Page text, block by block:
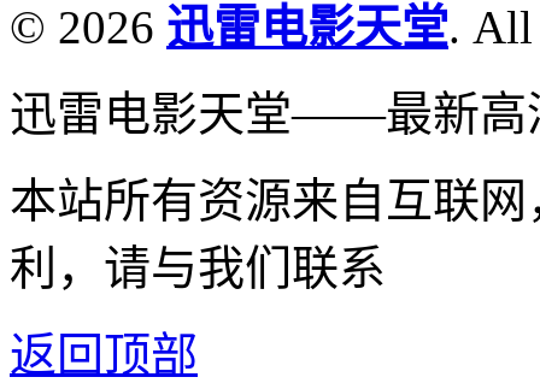
© 2026 迅雷电影天堂. All
迅雷电影天堂——最新高
本站所有资源来自互联
利，请与我们联系
返回顶部